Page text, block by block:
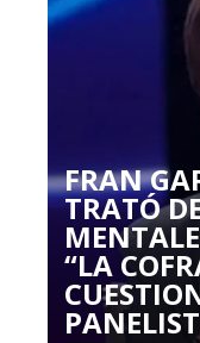
FRAN
TRATÓ
“LA